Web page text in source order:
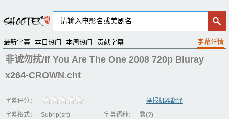
最新字幕 本日热门 本周热门 贡献字幕
非诚勿扰/If You Are The One 2008 720p Bluray
x264-CROWN.cht
字幕评分：
举报机器翻译
字幕格式：
Subrip(srt) 字幕语种：
繁(?)